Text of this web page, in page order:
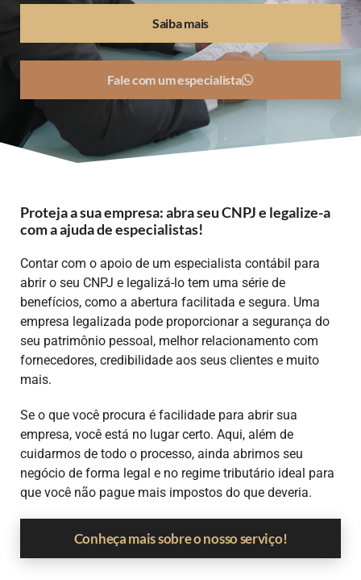
O
Saiba mais
Fale com um especialista
Proteja a sua empresa: abra seu CNPJ e legalize-a
com a ajuda de especialistas!
Contar com o apoio de um especialista contábil para
abrir o seu CNPJ e legalizá-lo tem uma série de
benefícios, como a abertura facilitada e segura. Uma
empresa legalizada pode proporcionar a segurança do
seu patrimônio pessoal, melhor relacionamento com
fornecedores, credibilidade aos seus clientes e muito
mais.
Se o que você procura é facilidade para abrir sua
empresa, você está no lugar certo. Aqui, além de
cuidarmos de todo o processo, ainda abrimos seu
negócio de forma legal e no regime tributário ideal para
que você não pague mais impostos do que deveria.
Conheça mais sobre o nosso serviço!